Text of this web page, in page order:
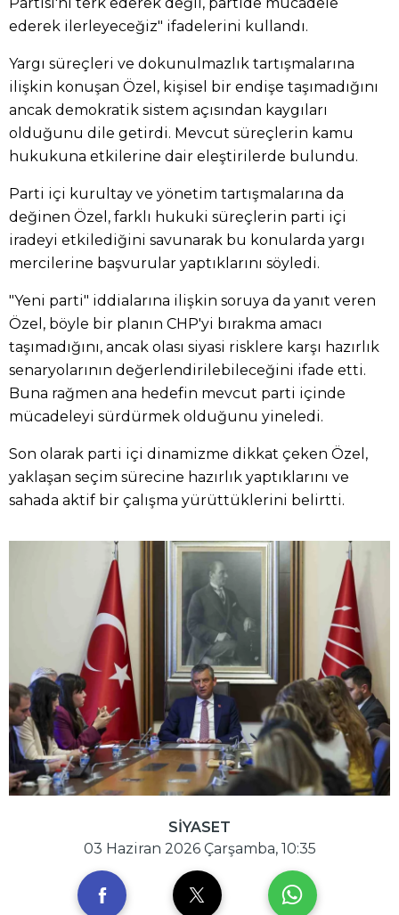
Partisi'ni terk ederek değil, partide mücadele
ederek ilerleyeceğiz" ifadelerini kullandı.
Yargı süreçleri ve dokunulmazlık tartışmalarına
ilişkin konuşan Özel, kişisel bir endişe taşımadığını
ancak demokratik sistem açısından kaygıları
olduğunu dile getirdi. Mevcut süreçlerin kamu
hukukuna etkilerine dair eleştirilerde bulundu.
Parti içi kurultay ve yönetim tartışmalarına da
değinen Özel, farklı hukuki süreçlerin parti içi
iradeyi etkilediğini savunarak bu konularda yargı
mercilerine başvurular yaptıklarını söyledi.
"Yeni parti" iddialarına ilişkin soruya da yanıt veren
Özel, böyle bir planın CHP'yi bırakma amacı
taşımadığını, ancak olası siyasi risklere karşı hazırlık
senaryolarının değerlendirilebileceğini ifade etti.
Buna rağmen ana hedefin mevcut parti içinde
mücadeleyi sürdürmek olduğunu yineledi.
Son olarak parti içi dinamizme dikkat çeken Özel,
yaklaşan seçim sürecine hazırlık yaptıklarını ve
sahada aktif bir çalışma yürüttüklerini belirtti.
SİYASET
03 Haziran 2026 Çarşamba, 10:35